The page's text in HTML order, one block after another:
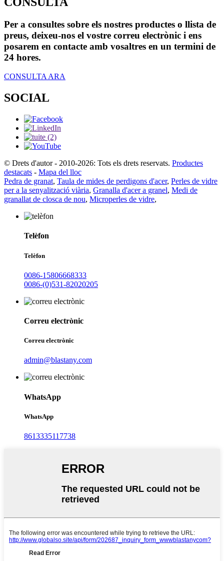
Per a consultes sobre els nostres productes o llista de
preus, deixeu-nos el vostre correu electrònic i ens
posarem en contacte amb vosaltres en un termini de
24 hores.
CONSULTA ARA
SOCIAL
© Drets d'autor - 2010-2026: Tots els drets reservats. Productes
destacats - Mapa del lloc
Pedra de granat, Taula de mides de perdigons d'acer, Perles de vidre
per a la senyalització viària, Granalla d'acer a granel, Medi de
granallat de closca de nou, Microperles de vidre,
Telèfon
Telèfon
0086-15806668333
0086-(0)531-82020205
Correu electrònic
Correu electrònic
admin@blastany.com
WhatsApp
WhatsApp
8613335117738